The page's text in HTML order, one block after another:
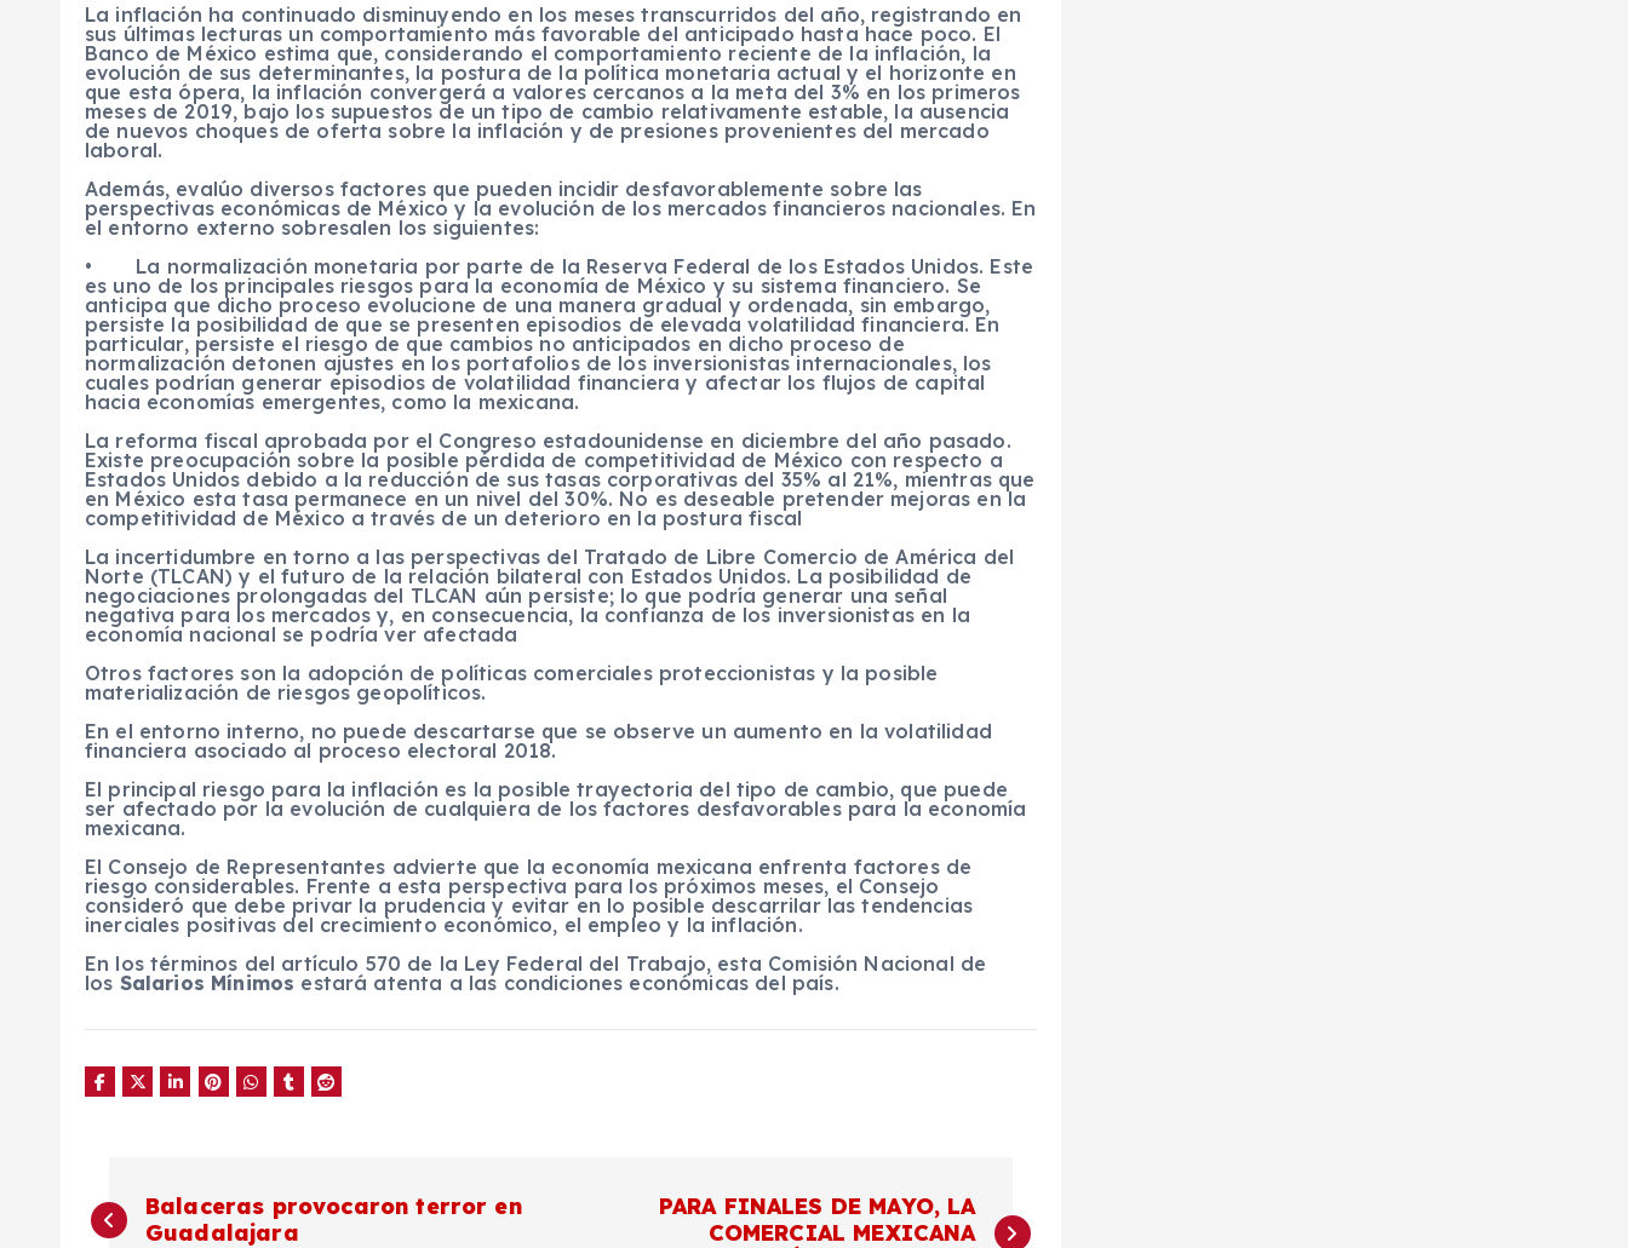
La inflación ha continuado disminuyendo en los meses transcurridos del año, registrando en
sus últimas lecturas un comportamiento más favorable del anticipado hasta hace poco. El
Banco de México estima que, considerando el comportamiento reciente de la inflación, la
evolución de sus determinantes, la postura de la política monetaria actual y el horizonte en
que esta ópera, la inflación convergerá a valores cercanos a la meta del 3% en los primeros
meses de 2019, bajo los supuestos de un tipo de cambio relativamente estable, la ausencia
de nuevos choques de oferta sobre la inflación y de presiones provenientes del mercado
laboral.
Además, evalúo diversos factores que pueden incidir desfavorablemente sobre las
perspectivas económicas de México y la evolución de los mercados financieros nacionales. En
el entorno externo sobresalen los siguientes:
• La normalización monetaria por parte de la Reserva Federal de los Estados Unidos. Este
es uno de los principales riesgos para la economía de México y su sistema financiero. Se
anticipa que dicho proceso evolucione de una manera gradual y ordenada, sin embargo,
persiste la posibilidad de que se presenten episodios de elevada volatilidad financiera. En
particular, persiste el riesgo de que cambios no anticipados en dicho proceso de
normalización detonen ajustes en los portafolios de los inversionistas internacionales, los
cuales podrían generar episodios de volatilidad financiera y afectar los flujos de capital
hacia economías emergentes, como la mexicana.
La reforma fiscal aprobada por el Congreso estadounidense en diciembre del año pasado.
Existe preocupación sobre la posible pérdida de competitividad de México con respecto a
Estados Unidos debido a la reducción de sus tasas corporativas del 35% al 21%, mientras que
en México esta tasa permanece en un nivel del 30%. No es deseable pretender mejoras en la
competitividad de México a través de un deterioro en la postura fiscal
La incertidumbre en torno a las perspectivas del Tratado de Libre Comercio de América del
Norte (TLCAN) y el futuro de la relación bilateral con Estados Unidos. La posibilidad de
negociaciones prolongadas del TLCAN aún persiste; lo que podría generar una señal
negativa para los mercados y, en consecuencia, la confianza de los inversionistas en la
economía nacional se podría ver afectada
Otros factores son la adopción de políticas comerciales proteccionistas y la posible
materialización de riesgos geopolíticos.
En el entorno interno, no puede descartarse que se observe un aumento en la volatilidad
financiera asociado al proceso electoral 2018.
El principal riesgo para la inflación es la posible trayectoria del tipo de cambio, que puede
ser afectado por la evolución de cualquiera de los factores desfavorables para la economía
mexicana.
El Consejo de Representantes advierte que la economía mexicana enfrenta factores de
riesgo considerables. Frente a esta perspectiva para los próximos meses, el Consejo
consideró que debe privar la prudencia y evitar en lo posible descarrilar las tendencias
inerciales positivas del crecimiento económico, el empleo y la inflación.
En los términos del artículo 570 de la Ley Federal del Trabajo, esta Comisión Nacional de
los Salarios Mínimos estará atenta a las condiciones económicas del país.
N
Balaceras provocaron terror en
Guadalajara
PARA FINALES DE MAYO, LA
COMERCIAL MEXICANA